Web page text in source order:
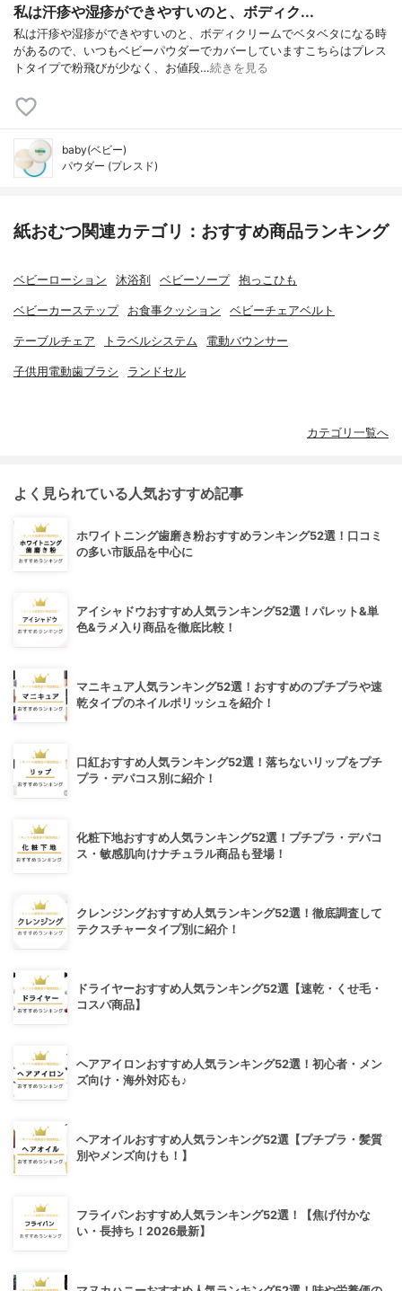
私は汗疹や湿疹ができやすいのと、ボディク...
私は汗疹や湿疹ができやすいのと、ボディクリームでベタベタになる時
があるので、いつもベビーパウダーでカバーしていますこちらはプレス
トタイプで粉飛びが少なく、お値段…続きを見る
baby(ベビー)
パウダー (プレスド)
紙おむつ関連カテゴリ：おすすめ商品ランキング
ベビーローション 沐浴剤 ベビーソープ 抱っこひも
ベビーカーステップ お食事クッション ベビーチェアベルト
テーブルチェア トラベルシステム 電動バウンサー
子供用電動歯ブラシ ランドセル
カテゴリ一覧へ
よく見られている人気おすすめ記事
ホワイトニング歯磨き粉おすすめランキング52選！口コミ
の多い市販品を中心に
アイシャドウおすすめ人気ランキング52選！パレット&単
色&ラメ入り商品を徹底比較！
マニキュア人気ランキング52選！おすすめのプチプラや速
乾タイプのネイルポリッシュを紹介！
口紅おすすめ人気ランキング52選！落ちないリップをプチ
プラ・デパコス別に紹介！
化粧下地おすすめ人気ランキング52選！プチプラ・デパコ
ス・敏感肌向けナチュラル商品も登場！
クレンジングおすすめ人気ランキング52選！徹底調査して
テクスチャータイプ別に紹介！
ドライヤーおすすめ人気ランキング52選【速乾・くせ毛・
コスパ商品】
ヘアアイロンおすすめ人気ランキング52選！初心者・メン
ズ向け・海外対応も♪
ヘアオイルおすすめ人気ランキング52選【プチプラ・髪質
別やメンズ向けも！】
フライパンおすすめ人気ランキング52選！【焦げ付かな
い・長持ち！2026最新】